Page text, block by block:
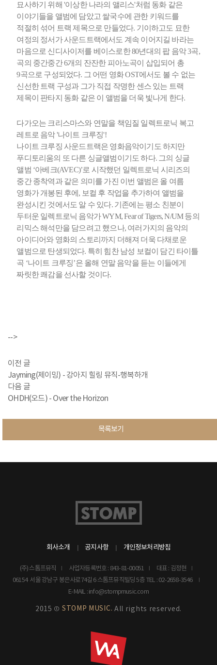
묘사하기 위해 '이상한 나라의 앨리스'처럼 동화 같은
이야기들을 앨범에 담았고 쌀국수에 관한 키워드를
적절히 섞어 트랙 제목으로 만들었다. 기이하고도 묘한
여정의 정서가 사운드트랙에서도 계속 이어지길 바라는
마음으로 신디사이저를 베이스로한 80년대의 팝 음악 3곡,
곡의 중간중간 6개의 잔잔한 피아노곡이 삽입되어 총
9곡으로 구성되었다. 그 어떤 영화 OST에서도 볼 수 없는
신선한 트랙 구성과 그가 직접 작명한 센스 있는 트랙
제목이 판타지 동화 같은 이 앨범을 더욱 빛나게 한다.
다가오는 크리스마스와 연말을 책임질 일렉트로닉 복고
레트로 음악 '나이트 크루징'!
나이트 크루징 사운드트랙은 영화음악이기도 하지만
푸디토리움의 또 다른 싱글앨범이기도 하다. 그의 싱글
앨범 ‘아베크(AVEC)’로 시작했던 일렉트로닉 시리즈의
중간 종착역과 같은 의미를 가진 이번 앨범은 올 여름
영화가 개봉된 후에, 보컬 후 작업을 추가하여 앨범을
완성시킨 것에서도 알 수 있다. 기존에는 평소 친분이
두터운 일렉트로닉 음악가 WYM, Fear of Tigers, N/UM 등의
리믹스 해석만을 담으려고 했으나, 여러가지의 음악의
아이디어와 영화의 스토리까지 더해져 더욱 다채로운
앨범으로 탄생되었다. 특히 힘찬 남성 보컬이 담긴 타이틀
곡 ‘나이트 크루징’은 올해 연말 음악을 듣는 이들에게
짜릿한 쾌감을 선사할 것이다.
-->
이전 글
Jayming(제이밍) - 강아지 힐링 뮤직-행복하개
다음 글
OHDH(오드) - Over the Horizon
목록보기
회사소개 공지사항 개인정보처리방침
(주) 스톰프뮤직 사업자등록번호 : 843-81-00051
대표 : 김정현
06154 서울 강남구 봉은사로74길 6 스톰프뮤직빌딩 5층 TEL : 02-2658-3546
E-MAIL : info@stompmusic.com
2015 © STOMP MUSIC. All rights reserved.